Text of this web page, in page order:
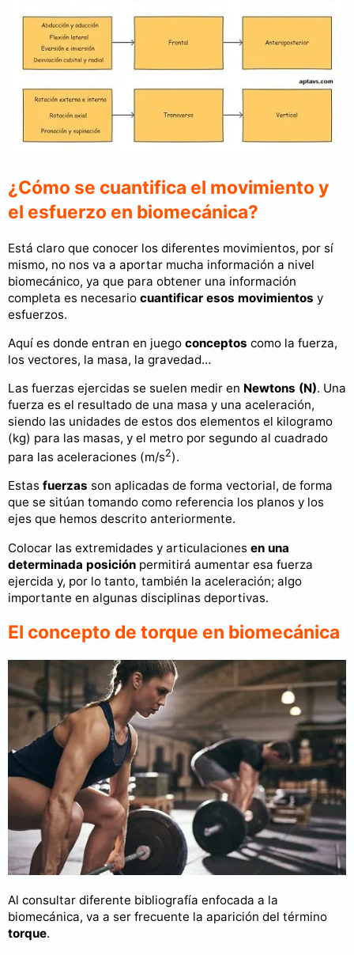
¿Cómo se cuantifica el movimiento y
el esfuerzo en biomecánica?
Está claro que conocer los diferentes movimientos, por sí
mismo, no nos va a aportar mucha información a nivel
biomecánico, ya que para obtener una información
completa es necesario cuantificar esos movimientos y
esfuerzos.
Aquí es donde entran en juego conceptos como la fuerza,
los vectores, la masa, la gravedad…
Las fuerzas ejercidas se suelen medir en Newtons (N). Una
fuerza es el resultado de una masa y una aceleración,
siendo las unidades de estos dos elementos el kilogramo
(kg) para las masas, y el metro por segundo al cuadrado
para las aceleraciones (m/s2).
Estas fuerzas son aplicadas de forma vectorial, de forma
que se sitúan tomando como referencia los planos y los
ejes que hemos descrito anteriormente.
Colocar las extremidades y articulaciones en una
determinada posición permitirá aumentar esa fuerza
ejercida y, por lo tanto, también la aceleración; algo
importante en algunas disciplinas deportivas.
El concepto de torque en biomecánica
Al consultar diferente bibliografía enfocada a la
biomecánica, va a ser frecuente la aparición del término
torque.